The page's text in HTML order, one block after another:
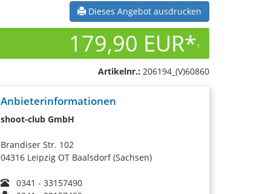
Dieses Angebot ausdrucken
179,90 EUR*1
Artikelnr.: 206194_(V)60860
Anbieterinformationen
shoot-club GmbH
Brandiser Str. 102
04316 Leipzig OT Baalsdorf (Sachsen)
0341 - 33157490